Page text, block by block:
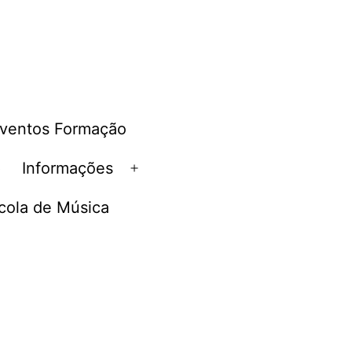
Formação
Informações
de Música